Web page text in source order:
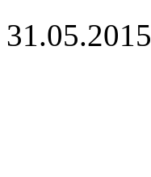
31.05.2015